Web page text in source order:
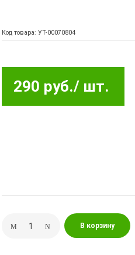
Код товара: УТ-00070804
290 руб./ шт.
В корзину